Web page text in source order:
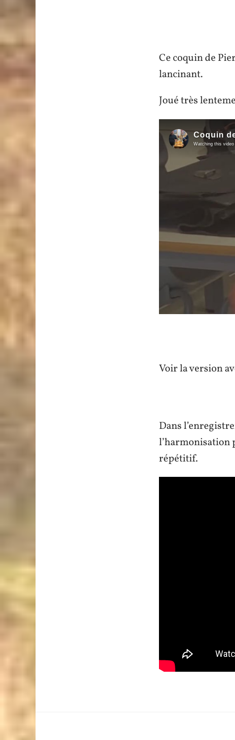
Ce coquin de
lancinant.
Joué très
Voir la version
Dans
l’harmonisation
répétitif.